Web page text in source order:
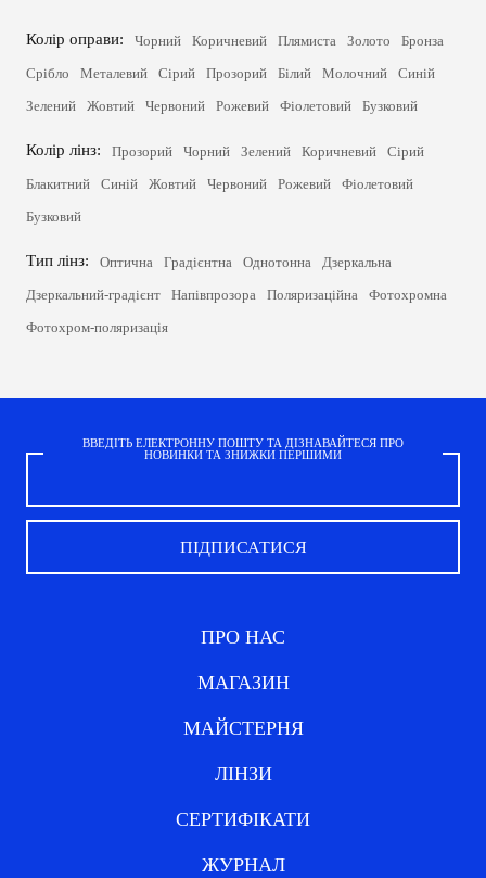
Колір оправи: Чорний Коричневий Плямиста Золото
Бронза
Срібло
Металевий Сірий Прозорий Білий Молочний
Синій
Зелений
Жовтий Червоний Рожевий Фіолетовий Бузковий
Колір лінз: Прозорий Чорний Зелений Коричневий
Сірий
Блакитний
Синій Жовтий Червоний Рожевий
Фіолетовий
Бузковий
Тип лінз: Оптична Градієнтна Однотонна
Дзеркальна
Дзеркальний-градієнт
Напівпрозора Поляризаційна
Фотохромна
Фотохром-поляризація
ВВЕДІТЬ ЕЛЕКТРОННУ ПОШТУ ТА ДІЗНАВАЙТЕСЯ ПРО
НОВИНКИ ТА ЗНИЖКИ ПЕРШИМИ
ПРО НАС
МАГАЗИН
МАЙСТЕРНЯ
ЛІНЗИ
СЕРТИФІКАТИ
ЖУРНАЛ